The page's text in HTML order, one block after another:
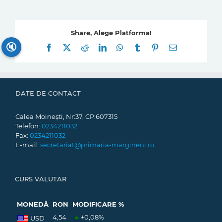
Share, Alege Platforma!
Facebook
RedditLinkedInWhatsApp
Tumblr Pinterest
E-
DATE DE CONTACT
Calea Moinești, Nr:37, CP:607315
Telefon: 0234211032
Fax: 0234211032
E-mail: secretariat@primaria-margineni.ro
CURS VALUTAR
MONEDĂ RON
MODIFICARE %
USD
4,54 +0,08%
🔇